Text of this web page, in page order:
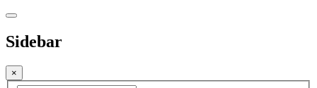
Sidebar
×